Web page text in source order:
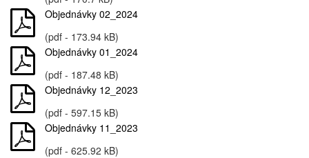
Objednávky 02_2024
(pdf - 173.94 kB)
Objednávky 01_2024
(pdf - 187.48 kB)
Objednávky 12_2023
(pdf - 597.15 kB)
Objednávky 11_2023
(pdf - 625.92 kB)